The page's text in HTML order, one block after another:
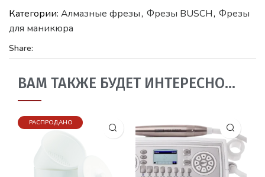
Категории: Алмазные фрезы, Фрезы BUSCH, Фрезы
для маникюра
Share:
ВАМ ТАКЖЕ БУДЕТ ИНТЕРЕСНО…
РАСПРОДАНО